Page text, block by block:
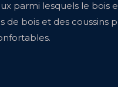
parmi lesquels le
bois et des